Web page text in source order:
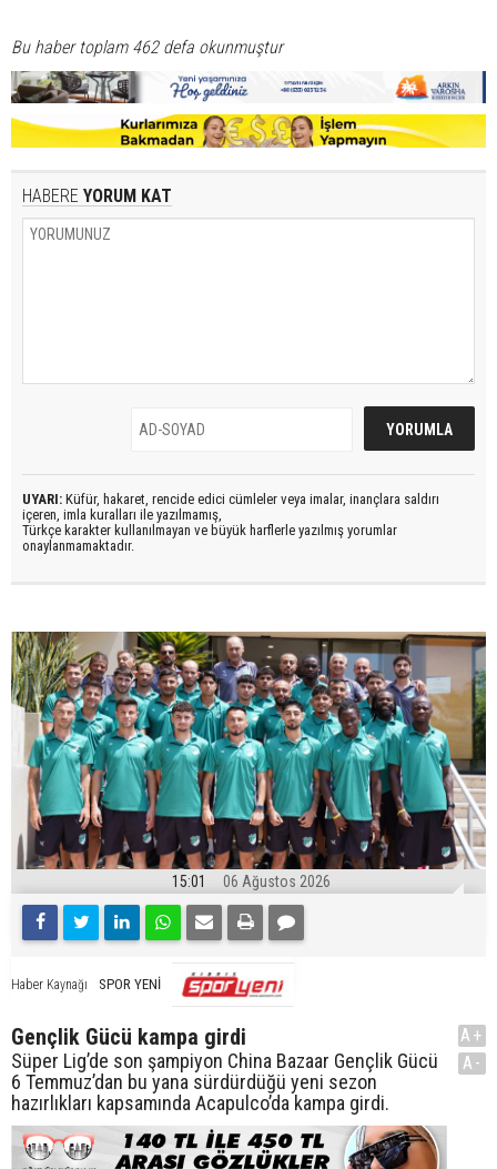
Bu haber toplam 462 defa okunmuştur
HABERE YORUM KAT
UYARI: Küfür, hakaret, rencide edici cümleler veya imalar, inançlara saldırı
içeren, imla kuralları ile yazılmamış,
Türkçe karakter kullanılmayan ve büyük harflerle yazılmış yorumlar
onaylanmamaktadır.
15:01 06 Ağustos 2026
Haber Kaynağı SPOR YENİ
Gençlik Gücü kampa girdi
Süper Lig’de son şampiyon China Bazaar Gençlik Gücü
6 Temmuz’dan bu yana sürdürdüğü yeni sezon
hazırlıkları kapsamında Acapulco’da kampa girdi.
A+
A-